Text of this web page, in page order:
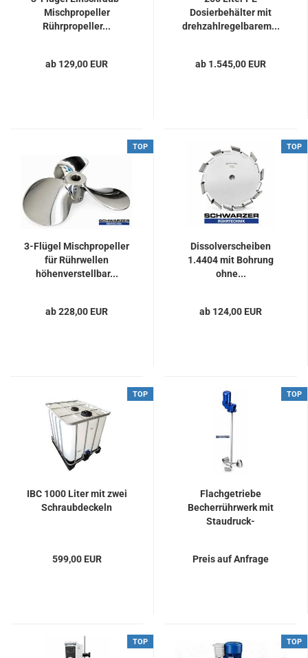
Mischpropeller
Rührpropeller...
ab 129,00 EUR
Dosierbehälter mit
drehzahlregelbarem...
ab 1.545,00 EUR
TOP
3-Flügel Mischpropeller
für Rührwellen
höhenverstellbar...
ab 228,00 EUR
TOP
Dissolverscheiben
1.4404 mit Bohrung
ohne...
ab 124,00 EUR
TOP
IBC 1000 Liter mit zwei
Schraubdeckeln
599,00 EUR
TOP
Flachgetriebe
Becherrührwerk mit
Staudruck-
Preis auf Anfrage
TOP TOP